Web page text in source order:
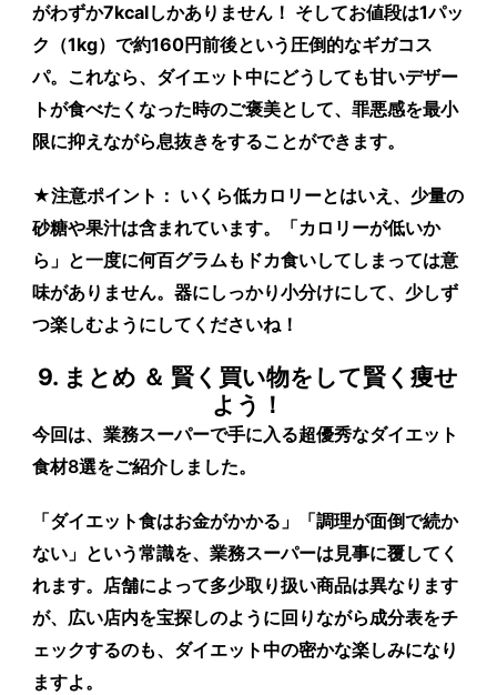
がわずか7kcalしかありません！ そしてお値段は1パッ
ク（1kg）で約160円前後という圧倒的なギガコス
パ。これなら、ダイエット中にどうしても甘いデザー
トが食べたくなった時のご褒美として、罪悪感を最小
限に抑えながら息抜きをすることができます。
★注意ポイント： いくら低カロリーとはいえ、少量の
砂糖や果汁は含まれています。「カロリーが低いか
ら」と一度に何百グラムもドカ食いしてしまっては意
味がありません。器にしっかり小分けにして、少しず
つ楽しむようにしてくださいね！
9. まとめ ＆ 賢く買い物をして賢く痩せ
よう！
今回は、業務スーパーで手に入る超優秀なダイエット
食材8選をご紹介しました。
「ダイエット食はお金がかかる」「調理が面倒で続か
ない」という常識を、業務スーパーは見事に覆してく
れます。店舗によって多少取り扱い商品は異なります
が、広い店内を宝探しのように回りながら成分表をチ
ェックするのも、ダイエット中の密かな楽しみになり
ますよ。